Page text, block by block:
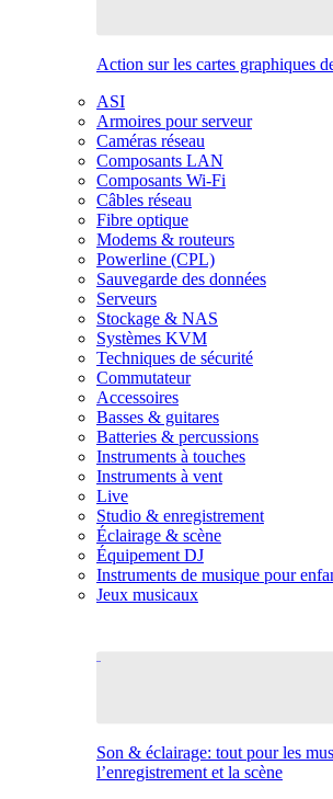
Action sur les cartes graphiques
ASI
Armoires pour serveur
Caméras réseau
Composants LAN
Composants Wi-Fi
Câbles réseau
Fibre optique
Modems & routeurs
Powerline (CPL)
Sauvegarde des données
Serveurs
Stockage & NAS
Systèmes KVM
Techniques de sécurité
Commutateur
Accessoires
Basses & guitares
Batteries & percussions
Instruments à touches
Instruments à vent
Live
Studio & enregistrement
Éclairage & scène
Équipement DJ
Instruments de musique pour
Jeux musicaux
Son & éclairage: tout pour les
l’enregistrement et la scène